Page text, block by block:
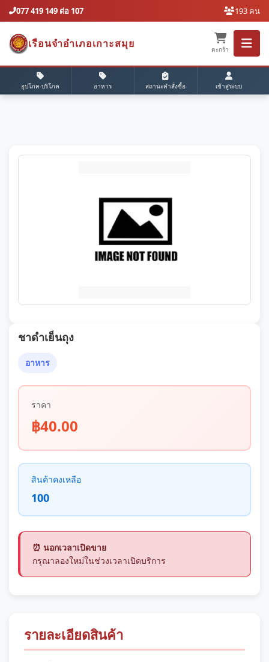
077 419 149 ต่อ 107 193 คน
เรือนจำอำเภอเกาะสมุย
ตะกร้า
อุปโภค-บริโภค อาหาร สถานะคำสั่งซื้อ เข้าสู่ระบบ
ชาดำเย็นถุง
อาหาร
ราคา
฿40.00
สินค้าคงเหลือ
100
⏰ นอกเวลาเปิดขาย
กรุณาลองใหม่ในช่วงเวลาเปิดบริการ
รายละเอียดสินค้า